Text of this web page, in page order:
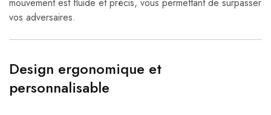
vos adversaires.
Design ergonomique et
personnalisable